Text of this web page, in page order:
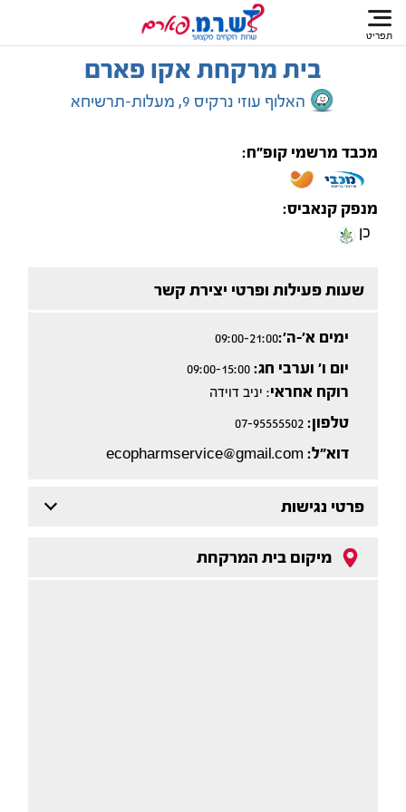
תפריט
בית מרקחת אקו פארם
האלוף עוזי נרקיס 9, מעלות-תרשיחא
מכבד מרשמי קופ"ח:
מנפק קנאביס:
כן
מיקום בית המרקחת
שעות פעילות ופרטי יצירת קשר
ימים א'-ה':09:00-21:00
יום ו' וערבי חג:09:00-15:00
רוקח אחראי: יניב דוידה
טלפון:07-95555502
דוא"ל: ecopharmservice@gmail.com
פרטי נגישות